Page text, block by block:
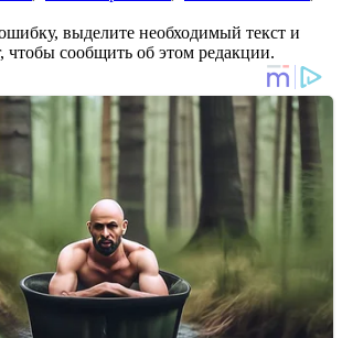
выделите необходимый текст и
чтобы сообщить об этом редакции.